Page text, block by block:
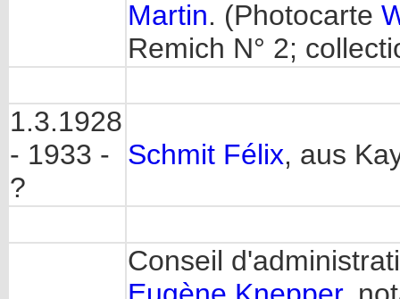
Martin. (Photocarte
Remich N° 2;
1.3.1928
- 1933 -
?
Schmit Félix, aus
Conseil